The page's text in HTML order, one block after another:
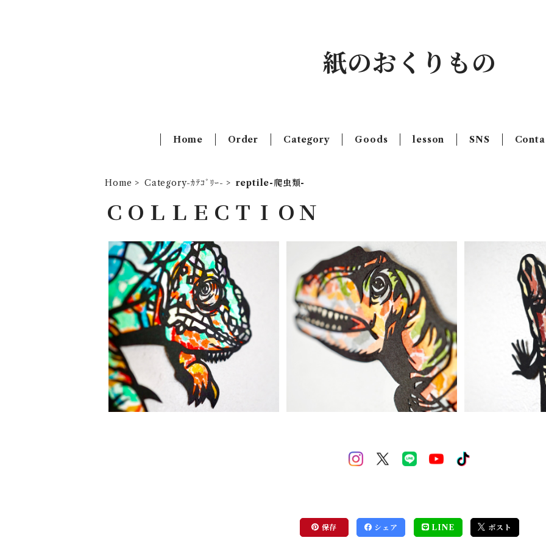
紙のおくりもの
Home Order Category Goods lesson SNS
Home Category-ｶﾃｺﾞﾘｰ- reptile-爬虫類-
ＣＯＬＬＥＣＴＩＯＮ
【ちぎり絵×切り絵】原画アート『c
hame-leon（カメレオン）』
¥15,000
【ちぎり絵×切り絵】原画アート『k
yo-ryu（恐竜）』
¥12,000
【ちぎり絵×切
-ka-ge（
保存 シェア LINE ポスト